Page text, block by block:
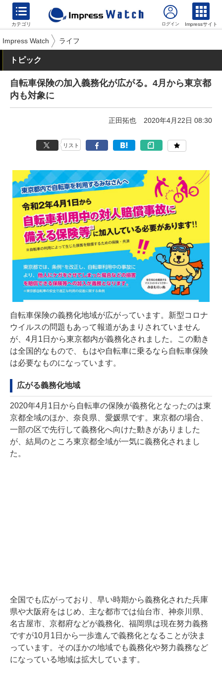
カテゴリ Impressサイト
Impress Watch ライフ
トピック
自転車保険の加入義務化が広がる。4月から東京都
内も対象に
正田拓也 2020年4月22日 08:30
リスト
自転車保険の義務化地域が広がっています。新型コロナ
ウイルスの問題もあって報道があまりされていません
が、4月1日から東京都内が義務化されました。この動き
は全国的なもので、もはや自転車に乗るなら自転車保険
は必要なものになっています。
広がる義務化地域
2020年4月1日から自転車の保険が義務化となったのは東
京都全域のほか、奈良県、愛媛県です。東京都の場合、
一部の区で先行して義務化へ向けた動きがありました
が、結局のところ東京都全域が一気に義務化されまし
た。
全国でも広がっており、早い時期から義務化された兵庫
県や大阪府をはじめ、主な都市では仙台市、神奈川県、
名古屋市、京都府などが義務化、福岡県は現在努力義務
ですが10月1日から一歩進んで義務化となることが決ま
っています。そのほかの地域でも義務化や努力義務など
になっている地域は拡大しています。